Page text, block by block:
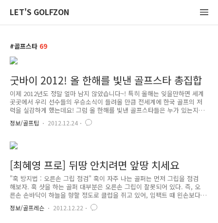
LET'S GOLFZON
골프스타 69
굿바이 2012! 올 한해를 빛낸 골프스타 총집합
이제 2012년도 정말 얼마 남지 않았습니다~! 특히 올해는 잊을만하면 세계
곳곳에서 우리 선수들의 우승소식이 들려올 만큼 전세계에 한국 골프의 저
력을 실감하게 했는데요! 그럼 올 한해를 빛낸 골프스타들은 누가 있는지
한 번 돌아보아요.^0^ 2012 KLPGA의 여왕, 양제윤 2012 KLPGA투어는
한마디로 '춘추전국시대'였습니다. 1인의 독주를 허용하지 않은 채 매 대회
제윤 선수!+_+ 양제윤 선수는 나이답지 않은 노련한 플레이로 1승을 거두
더니 시즌 마지막 대회에서 우승을 차지하며 2012 KLPGA 대상의 주인공
이 되었답니다.^^ 2012 LPGA는 ‘박인비의 해’ 지난 2008년 US여자 오픈
우승 뒤 잠잠하던 박인비 선수..
정보/골프팁 2012.12.24
[최혜영 프로] 뒤땅 안치려면 앞땅 치세요
"훅 방지법 : 오른손 그립 점검" 훅이 자주 나는 골퍼는 먼저 그립을 점검
해보자. 훅 샷을 하는 골퍼 대부분은 오른손 그립이 잘못되어 있다. 즉, 오
른손 손바닥이 하늘을 향할 정도로 클럽을 쥐고 있어, 임팩트 때 왼손보다
훨씬 힘이 좋은 오른손으로 클럽 페이스를 빠르게 또는 너무 일찍 닫는다.
그러면 볼의 탄도가 낮아지면서 왼쪽을 향한다. 그립을 잡은 손을 내려다
정보/골프레슨 2012.12.22